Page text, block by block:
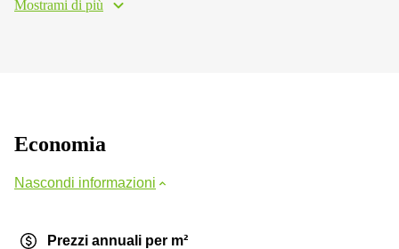
Mostrami di più
Economia
Nascondi informazioni
Prezzi annuali per m²